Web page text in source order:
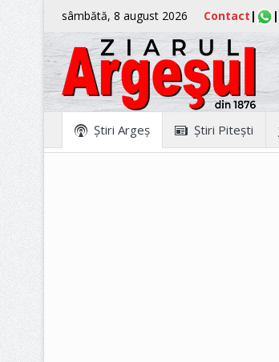
sâmbătă, 8 august 2026 Contact | |
Ştiri Argeş Ştiri Piteşti